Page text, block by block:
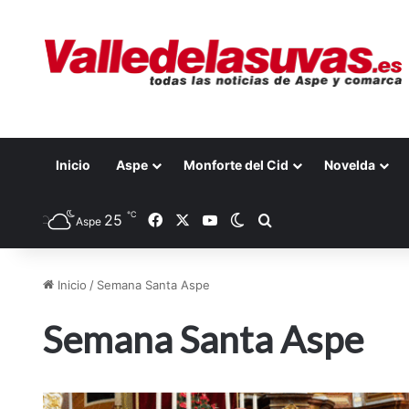
Inicio Aspe Monforte del Cid Novelda
Aspe 25 ℃ FacebookYouTubeSwitch skin
Inicio / Semana Santa Aspe
Semana Santa Aspe